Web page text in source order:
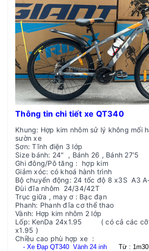
Thông tin chi tiết xe QT340
Khung: Hợp kim nhôm sử lý không mối
sườn xe
Sơn: Tĩnh điện 3 lớp
Size bánh: 24" , Bánh 26 , Bánh 27'5
Ghi đông/Pô tăng : hợp kim
Giảm xóc: có khoá hành trình
Bộ chuyển động: 24 tốc độ 8 x3S A3
Đùi đĩa nhôm 24/34/42T
Trục giữa , may ơ : Bạc đạn
Phanh: Phanh đĩa cơ thể thao
Vành: Hợp kim nhôm 2 lớp
Lốp: KenDa 24x1.95 ( có cả các cỡ
x1.95 )
Chiều cao phù hợp xe :
- Xe Đạp QT340 Vành 24 inh Từ : 1m30